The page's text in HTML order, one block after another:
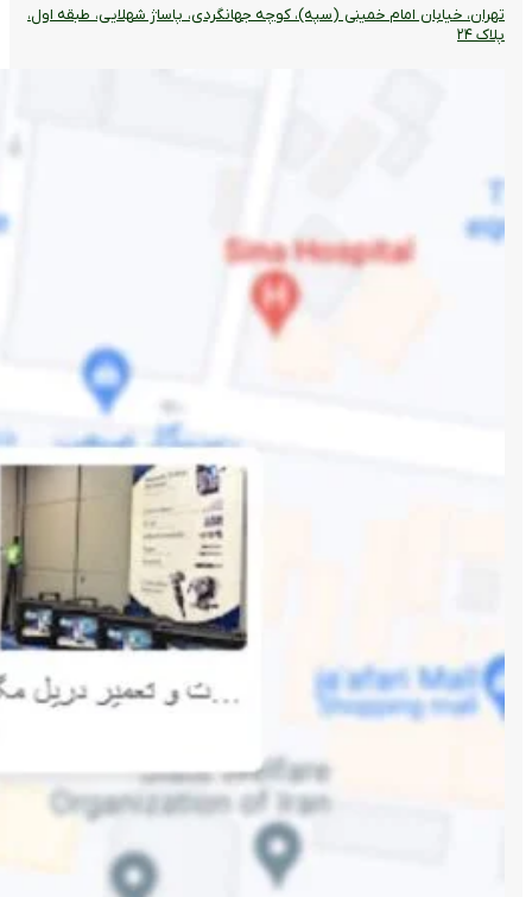
تهران، خیابان امام خمینی (سپه)، کوچه جهانگردی،‌ پاساژ شهلایی، طبقه اول،
پلاک ۲۴